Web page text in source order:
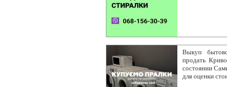
Выкуп
продать
состоянии
для оценки